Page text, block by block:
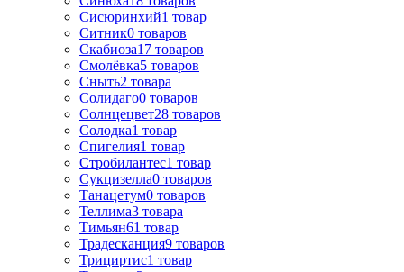
Сисюринхий1 товар
Ситник0 товаров
Скабиоза17 товаров
Смолёвка5 товаров
Сныть2 товара
Солидаго0 товаров
Солнцецвет28 товаров
Солодка1 товар
Спигелия1 товар
Стробилантес1 товар
Сукцизелла0 товаров
Танацетум0 товаров
Теллима3 товара
Тимьян61 товар
Традесканция9 товаров
Трициртис1 товар